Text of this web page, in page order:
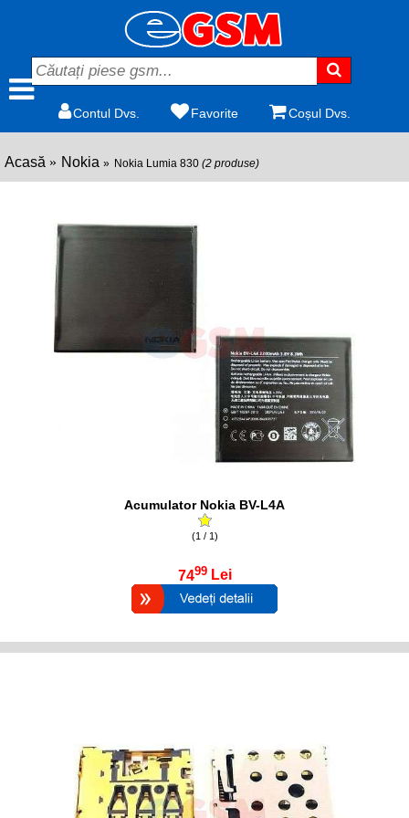
Contul Dvs. Favorite Coșul Dvs.
Acasă Nokia Nokia Lumia 830 (2 produse)
Acumulator Nokia BV-L4A
(1 / 1)
7499 Lei